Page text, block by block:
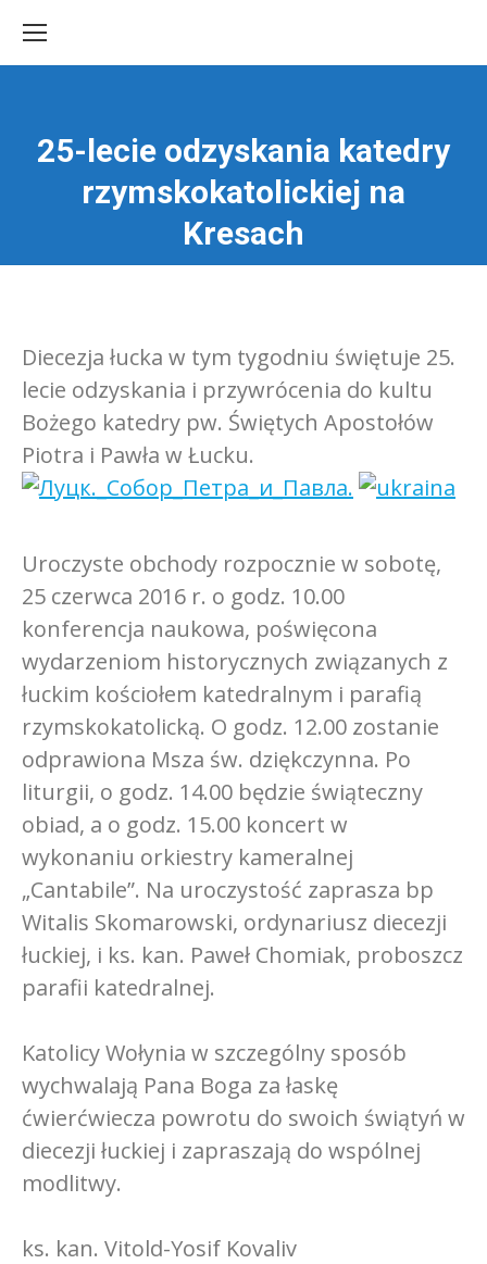
25-lecie odzyskania katedry
rzymskokatolickiej na
Kresach
Jesteś tutaj:
Diecezja łucka w tym tygodniu świętuje 25.
lecie odzyskania i przywrócenia do kultu
Bożego katedry pw. Świętych Apostołów
Piotra i Pawła w Łucku.
Uroczyste obchody rozpocznie w sobotę,
25 czerwca 2016 r. o godz. 10.00
konferencja naukowa, poświęcona
wydarzeniom historycznych związanych z
łuckim kościołem katedralnym i parafią
rzymskokatolicką. O godz. 12.00 zostanie
odprawiona Msza św. dziękczynna. Po
liturgii, o godz. 14.00 będzie świąteczny
obiad, a o godz. 15.00 koncert w
wykonaniu orkiestry kameralnej
„Cantabile”. Na uroczystość zaprasza bp
Witalis Skomarowski, ordynariusz diecezji
łuckiej, i ks. kan. Paweł Chomiak, proboszcz
parafii katedralnej.
Katolicy Wołynia w szczególny sposób
wychwalają Pana Boga za łaskę
ćwierćwiecza powrotu do swoich świątyń w
diecezji łuckiej i zapraszają do wspólnej
modlitwy.
ks. kan. Vitold-Yosif Kovaliv